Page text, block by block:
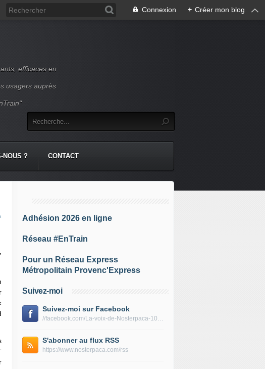
Connexion + Créer mon blog
efficaces en
usagers auprès
NOUS ? CONTACT
Adhésion 2026 en ligne
Réseau #EnTrain
Pour un Réseau Express
Métropolitain Provenc'Express
Suivez-moi
Suivez-moi sur Facebook
//facebook.com/La-voix-de-Nosterpaca-106434384284735
S'abonner au flux RSS
https://www.nosterpaca.com/rss